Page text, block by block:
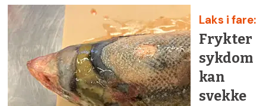
Laks i fare:
Frykter
sykdom
kan
svekke